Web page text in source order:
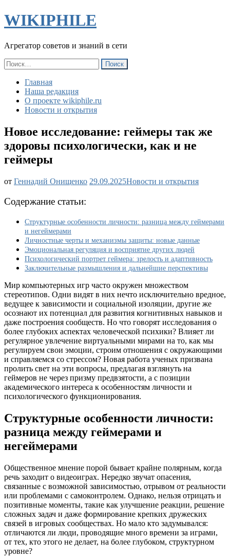
WIKIPHILE
Агрегатор советов и знаний в сети
Найти:
Главная
Наша редакция
О проекте wikiphile.ru
Новости и открытия
Новое исследование: геймеры так же
здоровы психологически, как и не
геймеры
от Геннадий Онищенко 29.09.2025Новое
здоровы
как
и
не
геймеры
Новости и открытия
Содержание статьи:
Структурные особенности личности: разница между геймерами
и негеймерами
Личностные черты и механизмы защиты: новые данные
Эмоциональная регуляция и восприятие других людей
Психологический портрет геймера: зрелость и адаптивность
Заключительные размышления и дальнейшие перспективы
Мир компьютерных игр часто окружен множеством
стереотипов. Одни видят в них нечто исключительно вредное,
ведущее к зависимости и социальной изоляции, другие же
осознают их потенциал для развития когнитивных навыков и
даже построения сообществ. Но что говорят исследования о
более глубоких аспектах человеческой психики? Влияет ли
регулярное увлечение виртуальными мирами на то, как мы
регулируем свои эмоции, строим отношения с окружающими
и справляемся со стрессом? Новая работа ученых призвана
пролить свет на эти вопросы, предлагая взглянуть на
геймеров не через призму предвзятости, а с позиции
академического интереса к особенностям личности и
психологического функционирования.
Структурные особенности личности:
разница между геймерами и
негеймерами
Общественное мнение порой бывает крайне полярным, когда
речь заходит о видеоиграх. Нередко звучат опасения,
связанные с возможной зависимостью, отрывом от реальности
или проблемами с самоконтролем. Однако, нельзя отрицать и
позитивные моменты, такие как улучшение реакции, решение
сложных задач и даже формирование крепких дружеских
связей в игровых сообществах. Но мало кто задумывался:
отличаются ли люди, проводящие много времени за играми,
от тех, кто этого не делает, на более глубоком, структурном
уровне?